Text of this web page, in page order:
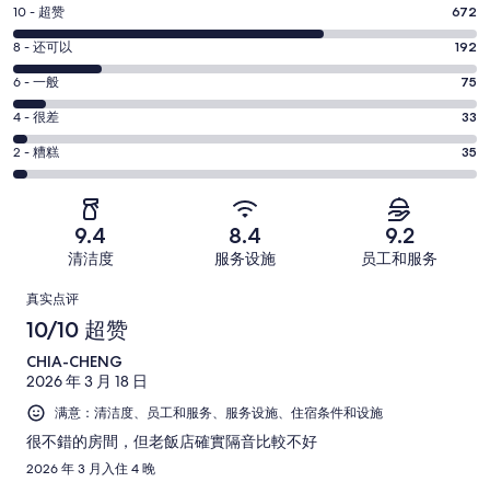
10
分
-
超
赞。
672
条
好
条
点
10 - 超赞 672
8
分
-
还
可
以。
有
1007
条
点
评
8 - 还可以 192
6
分
-
一
般。
共
有
1007
条
点
评
6 - 一般 75
4
分
-
评，
共
有
1007
条
评
4 - 很差 33
2
分
条
好
评，
共
有
1007
条
点
2 - 糟糕 35
9.4
清洁度
8.4
服务设施
9.2
员工和服务
点
评
真实点评
10/10 超赞
CHIA-CHENG
2026 年 3 月 18 日
满意：清洁度、员工和服务、服务设施、住宿条件和设施
很不錯的房間，但老飯店確實隔音比較不好
2026 年 3 月入住 4 晚